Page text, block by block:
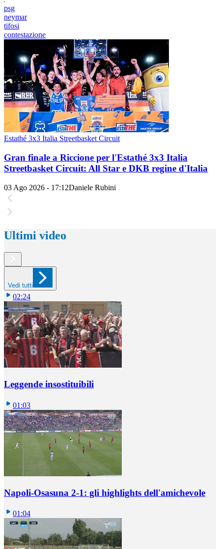
psg
neymar
tifosi
contestazione
Estathé 3x3 Italia Streetbasket Circuit
Gran finale a Riccione per l'Estathé 3x3 Italia
Streetbasket Circuit: All Star e DKB regine d'Italia
03 Ago 2026 - 17:12Daniele Rubini
Ultimi video
Vedi tutti
02:24
Leggende insostituibili
01:03
Napoli-Osasuna 2-1: gli highlights dell'amichevole
01:04